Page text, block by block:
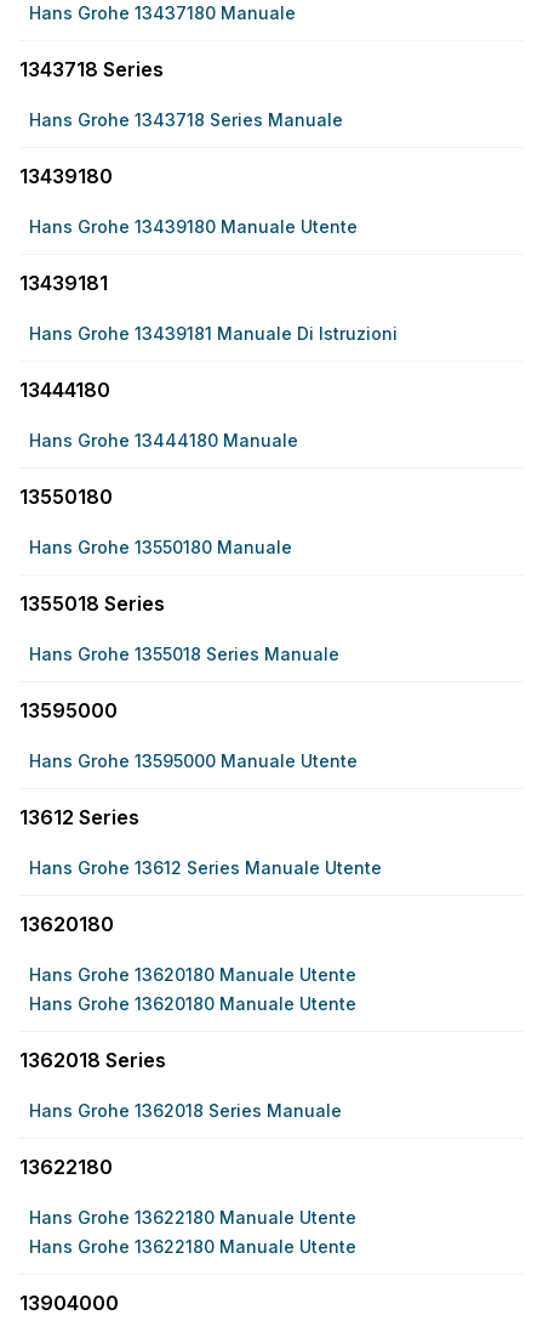
Hans Grohe 13437180 Manuale
1343718 Series
Hans Grohe 1343718 Series Manuale
13439180
Hans Grohe 13439180 Manuale Utente
13439181
Hans Grohe 13439181 Manuale Di Istruzioni
13444180
Hans Grohe 13444180 Manuale
13550180
Hans Grohe 13550180 Manuale
1355018 Series
Hans Grohe 1355018 Series Manuale
13595000
Hans Grohe 13595000 Manuale Utente
13612 Series
Hans Grohe 13612 Series Manuale Utente
13620180
Hans Grohe 13620180 Manuale Utente
Hans Grohe 13620180 Manuale Utente
1362018 Series
Hans Grohe 1362018 Series Manuale
13622180
Hans Grohe 13622180 Manuale Utente
Hans Grohe 13622180 Manuale Utente
13904000